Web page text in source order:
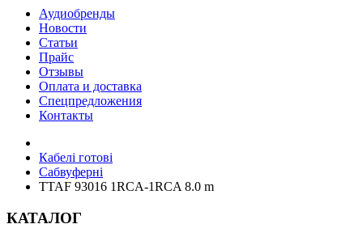
Аудиобренды
Новости
Статьи
Прайс
Отзывы
Оплата и доставка
Спецпредложения
Контакты
Кабелі готові
Сабвуферні
TTAF 93016 1RCA-1RCA 8.0 m
КАТАЛОГ